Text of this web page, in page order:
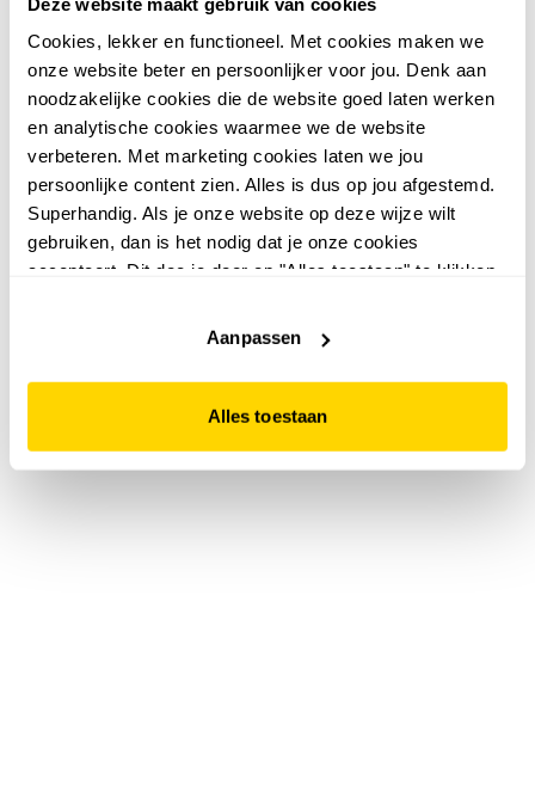
Cookies, lekker en functioneel. Met cookies maken we
onze website beter en persoonlijker voor jou. Denk aan
noodzakelijke cookies die de website goed laten werken
en analytische cookies waarmee we de website
verbeteren. Met marketing cookies laten we jou
persoonlijke content zien. Alles is dus op jou afgestemd.
Superhandig. Als je onze website op deze wijze wilt
gebruiken, dan is het nodig dat je onze cookies
accepteert. Dit doe je door op "Alles toestaan" te klikken.
website niet optimaal functioneert.
Aanpassen
Alles toestaan